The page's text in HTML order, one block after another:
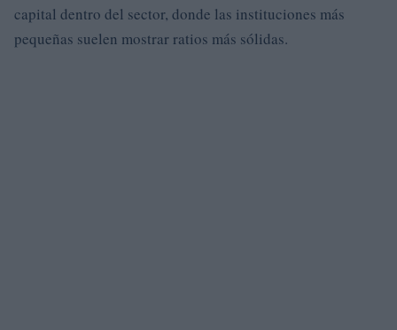
capital dentro del sector, donde las instituciones más
pequeñas suelen mostrar ratios más sólidas.